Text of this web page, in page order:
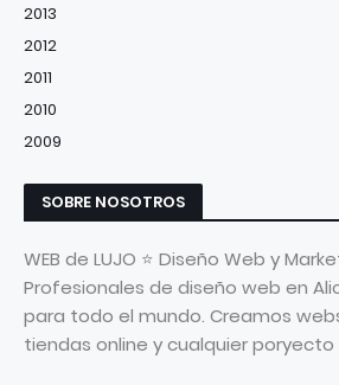
2013
2012
2011
2010
2009
SOBRE NOSOTROS
WEB de LUJO ⭐ Diseño Web y
Profesionales de diseño web en
para todo el mundo. Creamos
tiendas online y cualquier poryecto